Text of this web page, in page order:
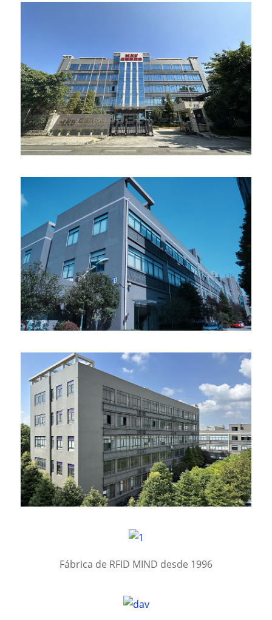
Fábrica de RFID MIND desde 1996